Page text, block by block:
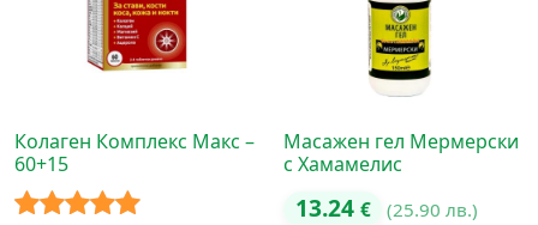
Колаген Комплекс Макс –
60+15
Масажен гел Мермерски
с Хамамелис
13.24 € (25.90 лв.)